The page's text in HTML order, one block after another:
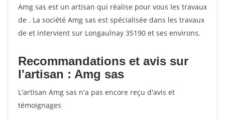
Amg sas est un artisan qui réalise pour vous les travaux
de . La société Amg sas est spécialisée dans les travaux
de et intervient sur Longaulnay 35190 et ses environs.
Recommandations et avis sur
l'artisan : Amg sas
L'artisan Amg sas n'a pas encore reçu d'avis et
témoignages